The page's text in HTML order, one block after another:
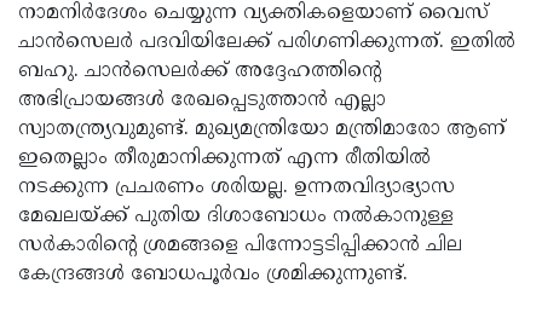
നാമനിര്‍ദേശം ചെയ്യുന്ന വ്യക്തികളെയാണ് വൈസ്
ചാന്‍സെലര്‍ പദവിയിലേക്ക് പരിഗണിക്കുന്നത്. ഇതില്‍
ബഹു. ചാന്‍സെലര്‍ക്ക് അദ്ദേഹത്തിന്റെ
അഭിപ്രായങ്ങള്‍ രേഖപ്പെടുത്താന്‍ എല്ലാ
സ്വാതന്ത്ര്യവുമുണ്ട്. മുഖ്യമന്ത്രിയോ മന്ത്രിമാരോ ആണ്
ഇതെല്ലാം തീരുമാനിക്കുന്നത് എന്ന രീതിയില്‍
നടക്കുന്ന പ്രചരണം ശരിയല്ല. ഉന്നതവിദ്യാഭ്യാസ
മേഖലയ്ക്ക് പുതിയ ദിശാബോധം നല്‍കാനുള്ള
സര്‍കാരിന്റെ ശ്രമങ്ങളെ പിന്നോട്ടടിപ്പിക്കാന്‍ ചില
കേന്ദ്രങ്ങള്‍ ബോധപൂര്‍വം ശ്രമിക്കുന്നുണ്ട്.